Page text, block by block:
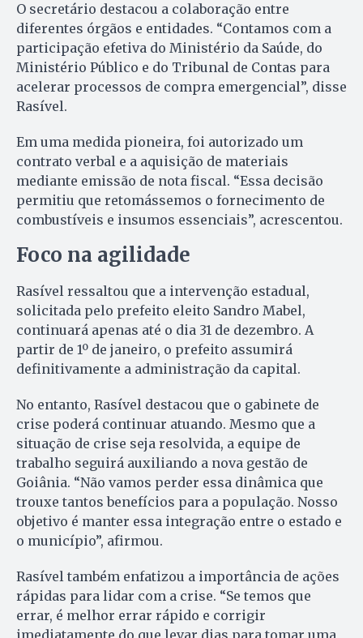
O secretário destacou a colaboração entre
diferentes órgãos e entidades. “Contamos com a
participação efetiva do Ministério da Saúde, do
Ministério Público e do Tribunal de Contas para
acelerar processos de compra emergencial”, disse
Rasível.
Em uma medida pioneira, foi autorizado um
contrato verbal e a aquisição de materiais
mediante emissão de nota fiscal. “Essa decisão
permitiu que retomássemos o fornecimento de
combustíveis e insumos essenciais”, acrescentou.
Foco na agilidade
Rasível ressaltou que a intervenção estadual,
solicitada pelo prefeito eleito Sandro Mabel,
continuará apenas até o dia 31 de dezembro. A
partir de 1º de janeiro, o prefeito assumirá
definitivamente a administração da capital.
No entanto, Rasível destacou que o gabinete de
crise poderá continuar atuando. Mesmo que a
situação de crise seja resolvida, a equipe de
trabalho seguirá auxiliando a nova gestão de
Goiânia. “Não vamos perder essa dinâmica que
trouxe tantos benefícios para a população. Nosso
objetivo é manter essa integração entre o estado e
o município”, afirmou.
Rasível também enfatizou a importância de ações
rápidas para lidar com a crise. “Se temos que
errar, é melhor errar rápido e corrigir